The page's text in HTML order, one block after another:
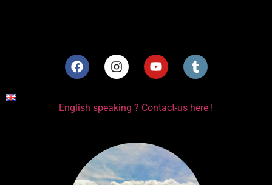
English speaking ? Contact-us here !